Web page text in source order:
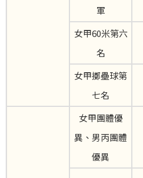
軍
女甲60米第六
名
女甲擲壘球第
七名
女甲團體優
異、男丙團體
優異